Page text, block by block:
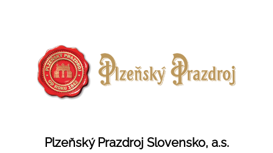
Plzeňský Prazdroj Slovensko, a.s.